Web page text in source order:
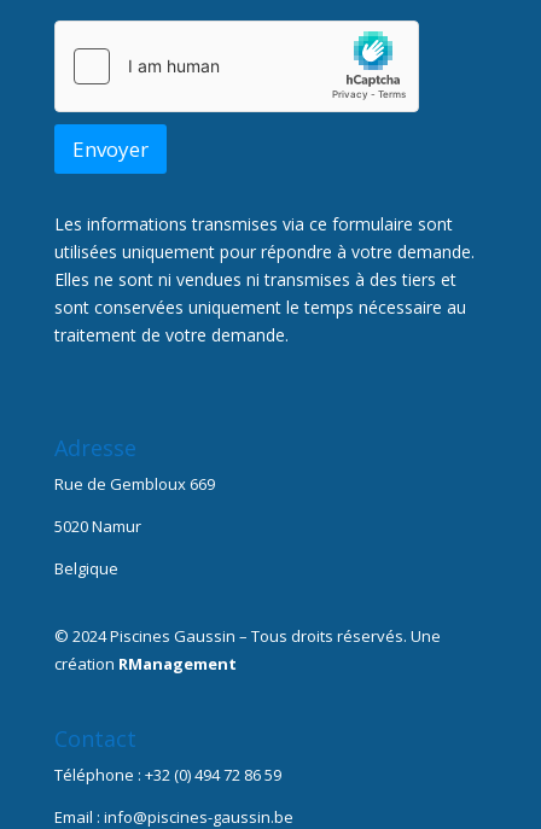
Envoyer
Les informations transmises via ce formulaire sont
utilisées uniquement pour répondre à votre demande.
Elles ne sont ni vendues ni transmises à des tiers et
sont conservées uniquement le temps nécessaire au
traitement de votre demande.
Adresse
Rue de Gembloux 669
5020 Namur
Belgique
© 2024 Piscines Gaussin – Tous droits réservés. Une
création RManagement
Contact
Téléphone : +32 (0) 494 72 86 59
Email : info@piscines-gaussin.be